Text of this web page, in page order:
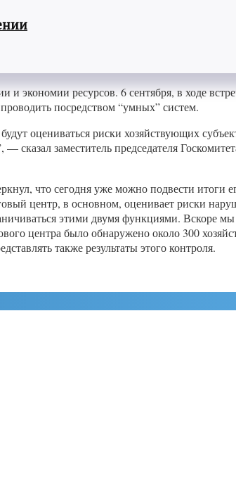
экономии ресурсов. 6 сентября, в ходе
посредством “умных” систем.
оцениваться риски хозяйствующих
заместитель председателя
что сегодня уже можно подвести итоги
центр, в основном, оценивает риски
этими двумя функциями. Вскоре
центра было обнаружено около 300
также результаты этого контроля.